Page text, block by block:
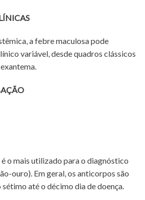
a febre maculosa pode
variável, desde quadros clássicos
o mais utilizado para o diagnóstico
ouro). Em geral, os anticorpos são
até o décimo dia de doença.